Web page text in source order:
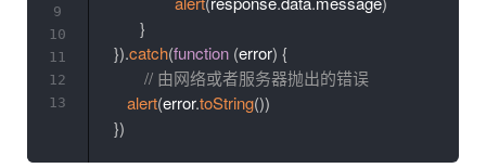
}
}).catch(function (error) {
// 由网络或者服务器抛出的错误
alert(error.toString())
})
9
10
11
12
13